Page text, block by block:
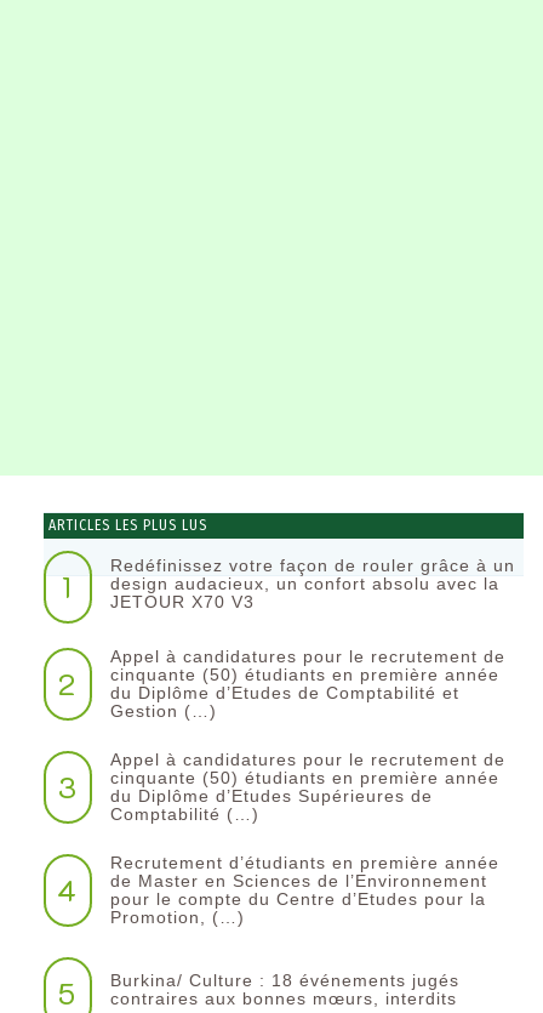
ARTICLES LES PLUS LUS
1
Redéfinissez votre façon de rouler grâce à un
design audacieux, un confort absolu avec la
JETOUR X70 V3
2
Appel à candidatures pour le recrutement de
cinquante (50) étudiants en première année
du Diplôme d’Etudes de Comptabilité et
Gestion (…)
3
Appel à candidatures pour le recrutement de
cinquante (50) étudiants en première année
du Diplôme d’Etudes Supérieures de
Comptabilité (…)
4
Recrutement d’étudiants en première année
de Master en Sciences de l’Environnement
pour le compte du Centre d’Etudes pour la
Promotion, (…)
5
Burkina/ Culture : 18 événements jugés
contraires aux bonnes mœurs, interdits